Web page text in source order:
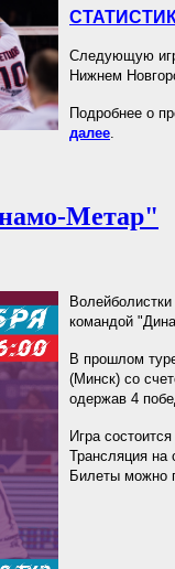
Следующую
Нижнем
Подробнее о
далее
Метар"
командой
В прошлом
(Минск) со
одержав 4
Игра
Трансляция на
Билеты можно